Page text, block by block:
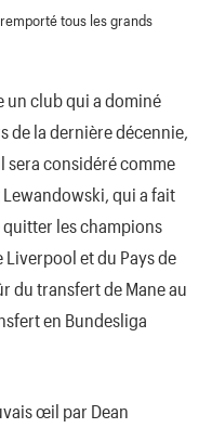
tous les grands
un club qui a dominé
de la dernière décennie,
considéré comme
qui a fait
les champions
Liverpool et du Pays de
du transfert de Mane au
en Bundesliga
œil par Dean